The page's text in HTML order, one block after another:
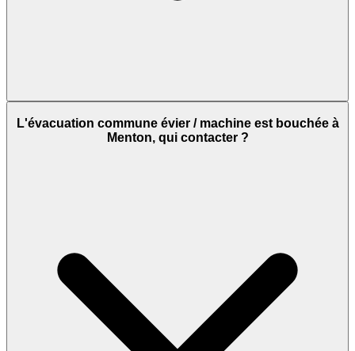
L'évacuation commune évier / machine est bouchée à
Menton, qui contacter ?